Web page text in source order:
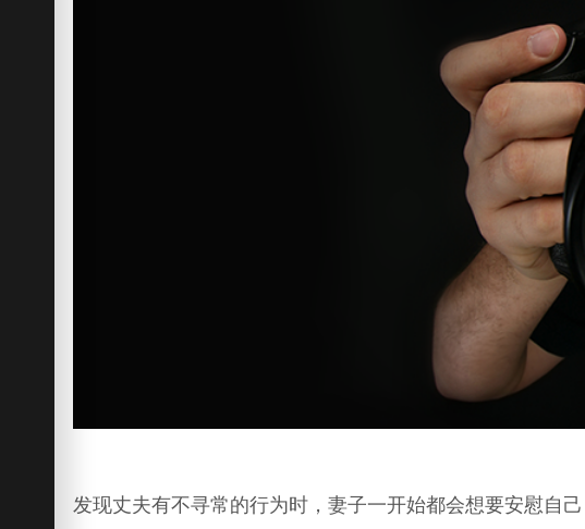
发现丈夫有不寻常的行为时，妻子一开始都会想要安慰自